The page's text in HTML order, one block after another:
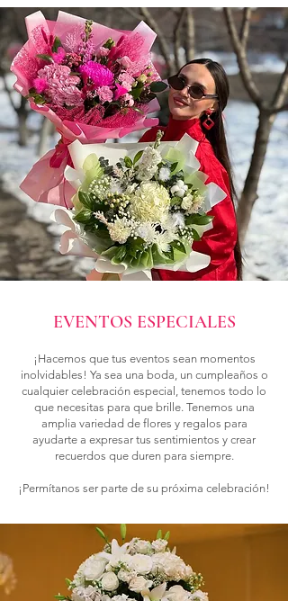
EVENTOS ESPECIALES
¡Hacemos que tus eventos sean momentos
inolvidables! Ya sea una boda, un cumpleaños o
cualquier celebración especial, tenemos todo lo
que necesitas para que brille. Tenemos una
amplia variedad de flores y regalos para
ayudarte a expresar tus sentimientos y crear
recuerdos que duren para siempre.
¡Permítanos ser parte de su próxima celebración!